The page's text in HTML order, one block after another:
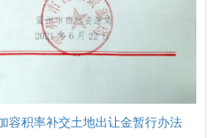
容积率补交土地出让金暂行办法